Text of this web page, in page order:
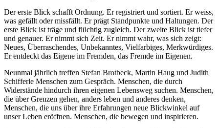
Der erste Blick schafft Ordnung. Er registriert und sortiert. Er weiss,
was gefällt oder missfällt. Er prägt Standpunkte und Haltungen. Der
erste Blick ist träge und flüchtig zugleich. Der zweite Blick ist tiefer
und genauer. Er nimmt sich Zeit. Er nimmt wahr, was sich zeigt:
Neues, Überraschendes, Unbekanntes, Vielfarbiges, Merkwürdiges.
Er entdeckt das Eigene im Fremden, das Fremde im Eigenen.
Neunmal jährlich treffen Stefan Brotbeck, Martin Haug und Judith
Schifferle Menschen zum Gespräch. Menschen, die durch
Widerstände hindurch ihren eigenen Lebensweg suchen. Menschen,
die über Grenzen gehen, anders leben und anderes denken,
Menschen, die uns über ihre Erfahrungen neue Blickwinkel auf
unser Leben eröffnen. Menschen, die bewegen und inspirieren.